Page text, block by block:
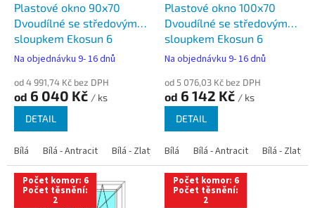
Plastové okno 90x70
Dvoudílné se středovým
sloupkem Ekosun 6
Na objednávku 9- 16 dnů
od 4 991,74 Kč bez DPH
od 6 040 Kč / ks
DETAIL
Bílá Bílá - Antracit Bílá - Zlatý dub Bílá - Tmavý dub Bílá -
Plastové okno 100x70
Dvoudílné se středovým
sloupkem Ekosun 6
Na objednávku 9- 16 dnů
od 5 076,03 Kč bez DPH
od 6 142 Kč / ks
DETAIL
Bílá Bílá - Antracit Bílá - Zlatý
Počet komor: 6
Počet těsnění:
2
Počet komor: 6
Počet těsnění:
2